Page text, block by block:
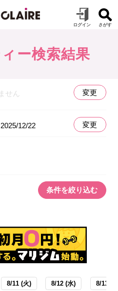
ー検索結果
せん 変更
12/22 変更
条件を絞り込む
8/11 (火) 8/12 (水) 8/13 (